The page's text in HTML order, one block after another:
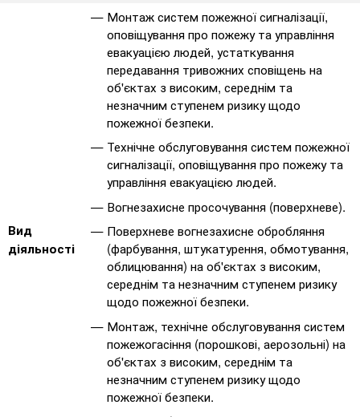
Вид
діяльності
Монтаж систем пожежної сигналізації,
оповіщування про пожежу та управління
евакуацією людей, устаткування
передавання тривожних сповіщень на
об'єктах з високим, середнім та
незначним ступенем ризику щодо
пожежної безпеки.
Технічне обслуговування систем пожежної
сигналізації, оповіщування про пожежу та
управління евакуацією людей.
Вогнезахисне просочування (поверхневе).
Поверхневе вогнезахисне обробляння
(фарбування, штукатурення, обмотування,
облицювання) на об'єктах з високим,
середнім та незначним ступенем ризику
щодо пожежної безпеки.
Монтаж, технічне обслуговування систем
пожежогасіння (порошкові, аерозольні) на
об'єктах з високим, середнім та
незначним ступенем ризику щодо
пожежної безпеки.